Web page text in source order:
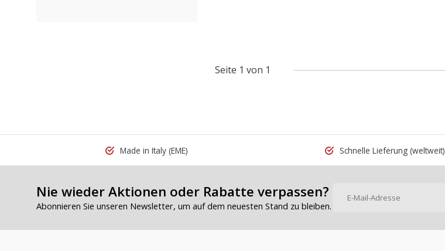
Seite 1 von 1
Made in Italy (EME) Schnelle Lieferung (weltweit)
Nie wieder Aktionen oder Rabatte verpassen?
Abonnieren Sie unseren Newsletter, um auf dem neuesten Stand zu bleiben.